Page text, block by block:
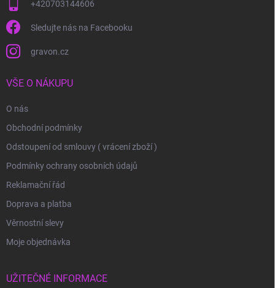
+420703144606
Sledujte nás na Facebooku
gravon.cz
VŠE O NÁKUPU
O nás
Obchodní podmínky
Odstoupení od smlouvy ( vrácení zboží )
Podmínky ochrany osobních údajů
Reklamační řád
Doprava a platba
Věrnostní slevy
Moje objednávka
UŽITEČNÉ INFORMACE